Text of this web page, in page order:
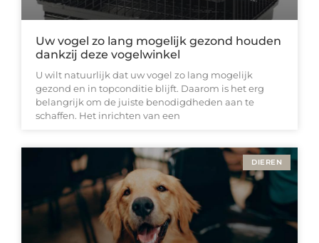
Uw vogel zo lang mogelijk gezond houden
dankzij deze vogelwinkel
U wilt natuurlijk dat uw vogel zo lang mogelijk
gezond en in topconditie blijft. Daarom is het erg
belangrijk om de juiste benodigdheden aan te
schaffen. Het inrichten van een
DIEREN